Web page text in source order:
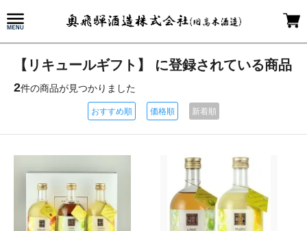
【リキュールギフト】 に登録されている商品
2件の商品が見つかりました
おすすめ順 価格順 新着順